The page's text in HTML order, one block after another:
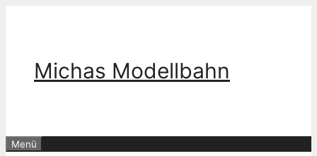
Michas Modellbahn
Menü